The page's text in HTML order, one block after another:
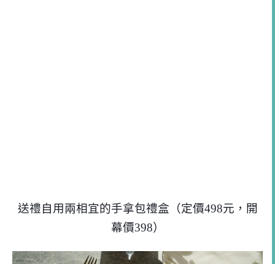
送禮自用兩相宜的手拿包禮盒（定價498元，開
幕價398）